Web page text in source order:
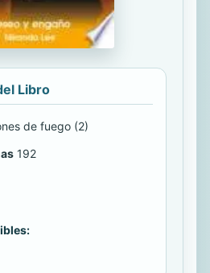
Libro
de fuego (2)
192